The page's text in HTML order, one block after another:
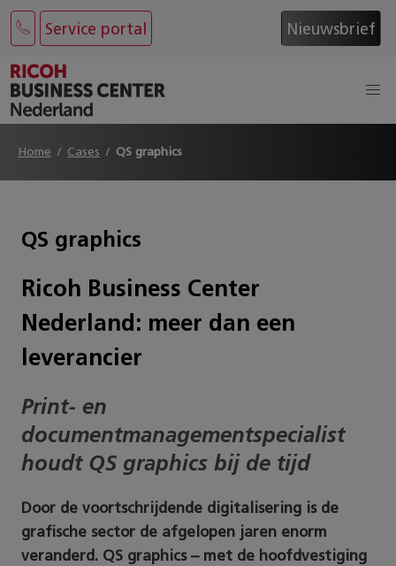
Service portal Nieuwsbrief
Home Cases QS graphics
QS graphics
Ricoh Business Center
Nederland: meer dan een
leverancier
Print- en
documentmanagementspecialist
houdt QS graphics bij de tijd
Door de voortschrijdende digitalisering is de
grafische sector de afgelopen jaren enorm
veranderd. QS graphics – met de hoofdvestiging